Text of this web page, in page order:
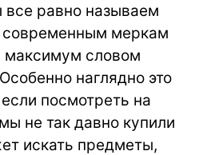
равно называем
современным меркам
максимум словом
наглядно это
посмотреть на
не так давно купили
искать предметы,